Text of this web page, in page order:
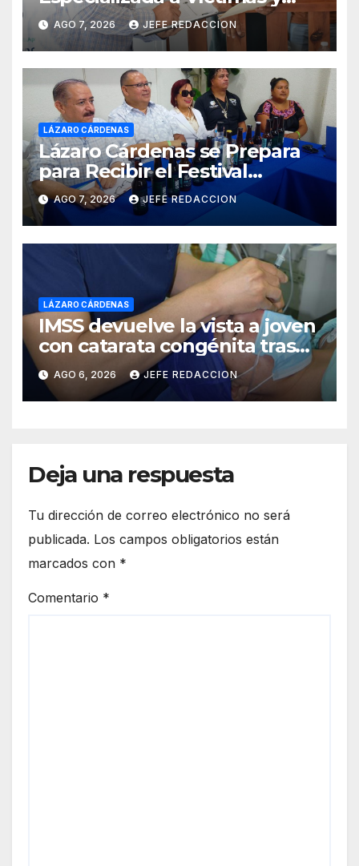
Ciudadanía de Coalcomán
AGO 7, 2026 JEFE REDACCION
LÁZARO CÁRDENAS
Lázaro Cárdenas se Prepara
para Recibir el Festival
Internacional de la Cerveza
Costa de Michoacán 2026
AGO 7, 2026 JEFE REDACCION
LÁZARO CÁRDENAS
IMSS devuelve la vista a joven
con catarata congénita tras
23 años de limitación visual
AGO 6, 2026 JEFE REDACCION
Deja una respuesta
Tu dirección de correo electrónico no será
publicada. Los campos obligatorios están
marcados con *
Comentario *